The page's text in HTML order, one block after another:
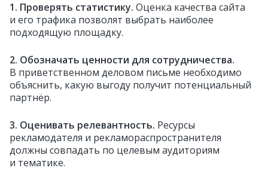
1. Проверять статистику. Оценка качества сайта
и его трафика позволят выбрать наиболее
подходящую площадку.
2. Обозначать ценности для сотрудничества.
В приветственном деловом письме необходимо
объяснить, какую выгоду получит потенциальный
партнёр.
3. Оценивать релевантность. Ресурсы
рекламодателя и рекламораспространителя
должны совпадать по целевым аудиториям
и тематике.